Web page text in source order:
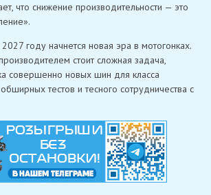
что снижение производительности — это
году начнется новая эра в мотогонках.
стоит сложная задача,
совершенно новых шин для класса
тестов и тесного сотрудничества с